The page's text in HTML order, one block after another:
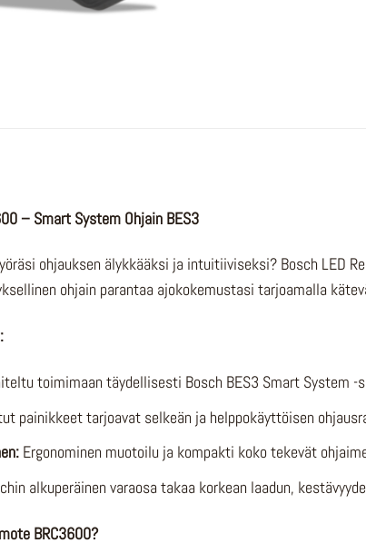
– Smart System Ohjain BES3
ohjauksen älykkääksi ja intuitiiviseksi? Bosch LED
ohjain parantaa ajokokemustasi tarjoamalla
toimimaan täydellisesti Bosch BES3 Smart System -
painikkeet tarjoavat selkeän ja helppokäyttöisen
Ergonominen muotoilu ja kompakti koko tekevät
alkuperäinen varaosa takaa korkean laadun,
BRC3600?